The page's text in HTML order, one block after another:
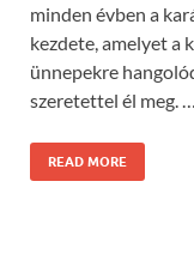
minden évben a
kezdete, amelyet a
ünnepekre
szeretettel él meg. …
READ MORE